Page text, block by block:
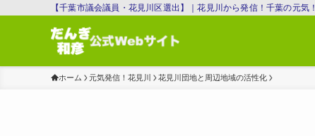
【千葉市議会議員・花見川区選出】｜花見川から発信！千葉の元気！
ホーム 元気発信！花見川 花見川団地と周辺地域の活性化